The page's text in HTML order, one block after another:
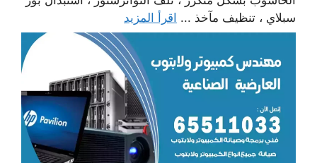
سبلاي ، تنظيف مآخذ ... اقرأ المزيد